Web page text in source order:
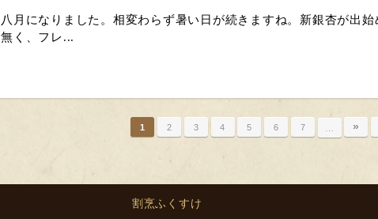
八月になりました。相変わらず暑い日が続きますね。新銀杏が出
無く、フレ...
1 2 3 4 5 6 7 … »
割烹ふくすけ